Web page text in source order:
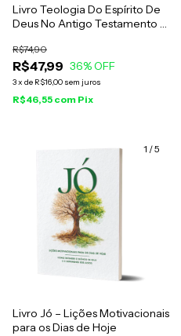
Livro Teologia Do Espírito De
Deus No Antigo Testamento -
R$47,99
R$74,90
36% OFF
3x de R$16,00 sem juros
R$46,55 com Pix
1 /5
Livro Jó – Lições Motivacionais
para os Dias de Hoje